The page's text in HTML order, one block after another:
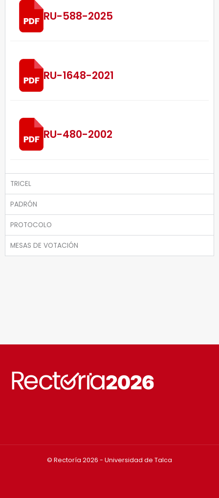
RU-588-2025
RU-1648-2021
RU-480-2002
TRICEL
PADRÓN
PROTOCOLO
MESAS DE VOTACIÓN
© Rectoría 2026 - Universidad de Talca